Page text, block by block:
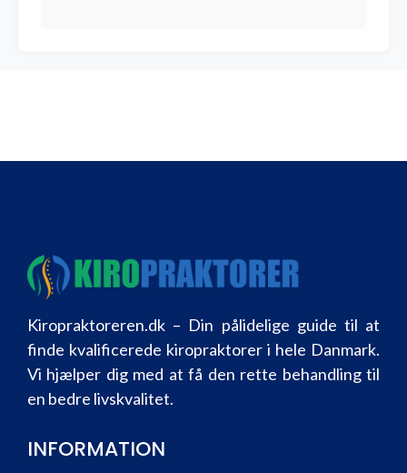
Kiropraktoreren.dk – Din pålidelige guide til at
finde kvalificerede kiropraktorer i hele Danmark.
Vi hjælper dig med at få den rette behandling til
en bedre livskvalitet.
INFORMATION